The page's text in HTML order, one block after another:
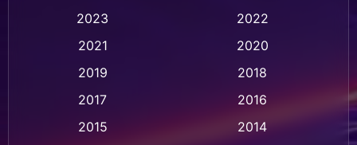
Animation แอนิเมชั่น (1)
Animation แอนิเมชัน (1)
2023
2022
2021
2020
2019
2018
2017
2016
2015
2014